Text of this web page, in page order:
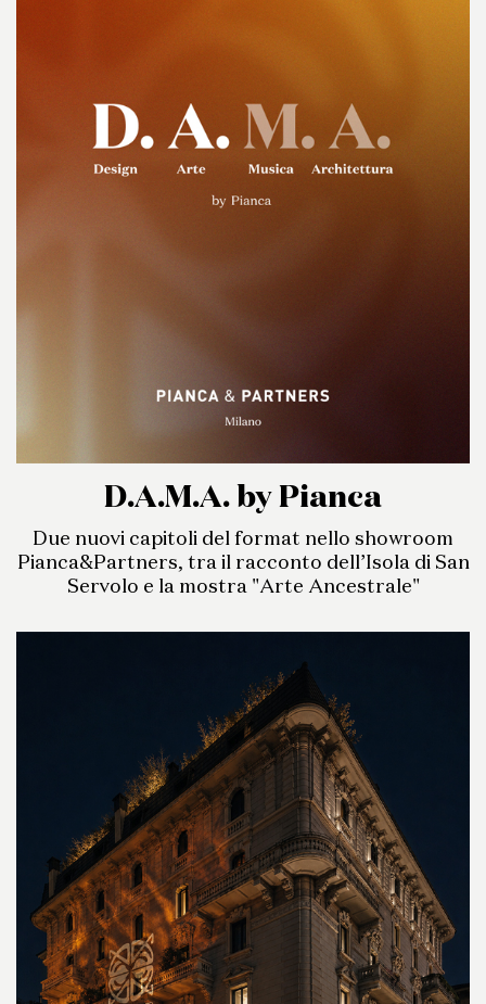
D.A.M.A. by Pianca
Due nuovi capitoli del format nello showroom
Pianca&Partners, tra il racconto dell’Isola di San
Servolo e la mostra "Arte Ancestrale"